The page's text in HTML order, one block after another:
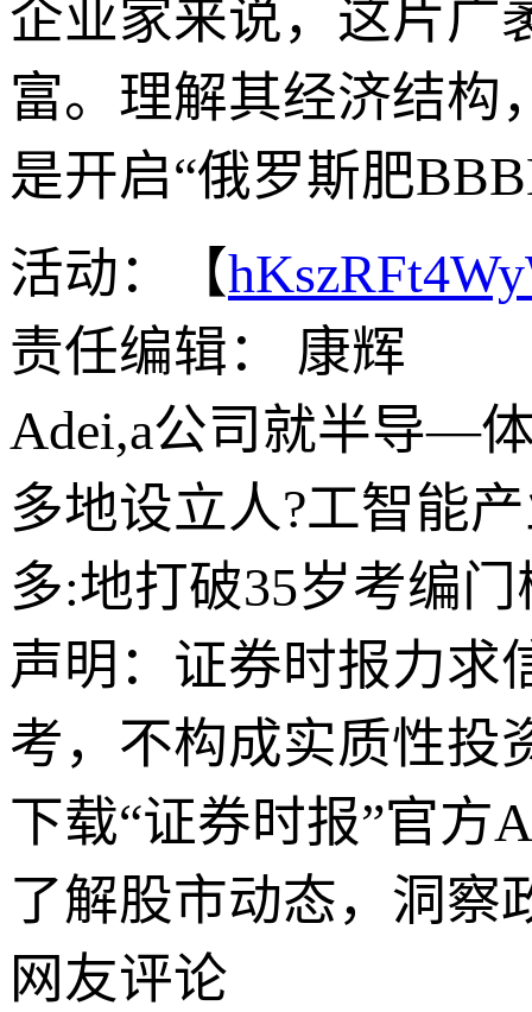
企业家来说，这片广
富。理解其经济结构
是开启“俄罗斯肥
活动：【
责任编辑： 康辉
Adei,a公司就半导—
多地设立人?工智能
多:地打破35岁考编门
声明：证券时报力求
考，不构成实质性投
下载“证券时报”官方
了解股市动态，洞察
网友评论